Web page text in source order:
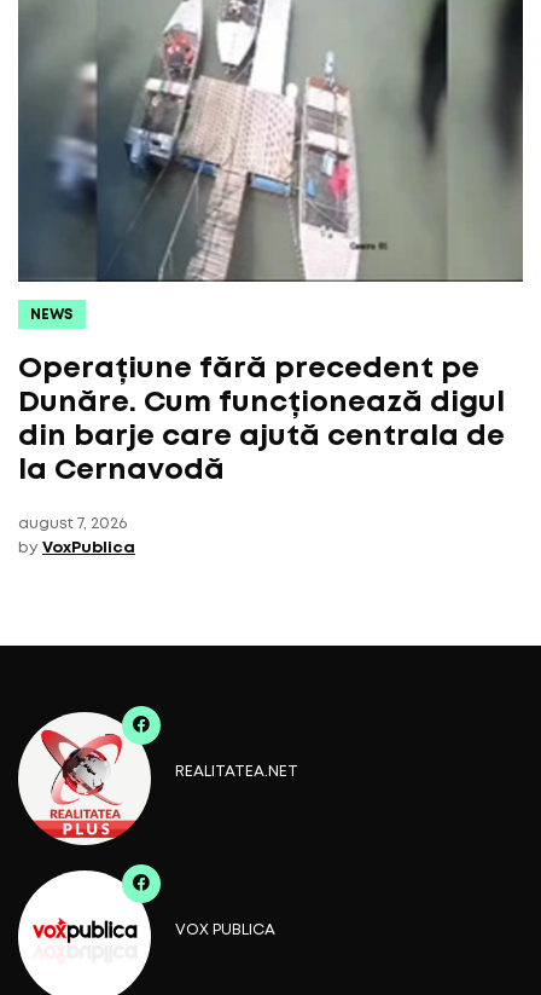
NEWS
Operațiune fără precedent pe
Dunăre. Cum funcționează digul
din barje care ajută centrala de
la Cernavodă
august 7, 2026
by VoxPublica
REALITATEA.NET
VOX PUBLICA